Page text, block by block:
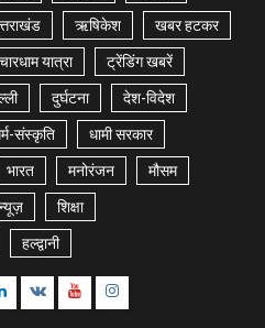
ऋषिकेश खबर हटकर
चारधाम यात्रा ट्रेंडिंग खबरें
दुर्घटना देश-विदेश
संस्कृति धामी सरकार
भारत मनोरंजन मौसम
शिक्षा
हल्द्वानी
VK YoutubeInstagram